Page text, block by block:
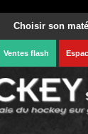
Choisir son
Ventes flash